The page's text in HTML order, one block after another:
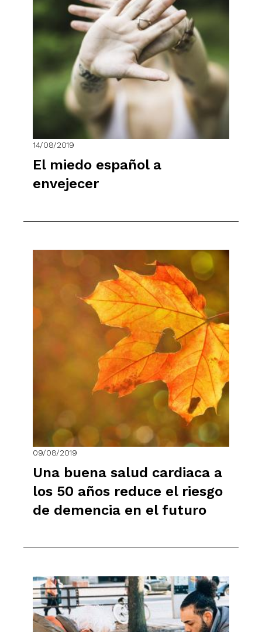
14/08/2019
El miedo español a
envejecer
09/08/2019
Una buena salud cardiaca a
los 50 años reduce el riesgo
de demencia en el futuro